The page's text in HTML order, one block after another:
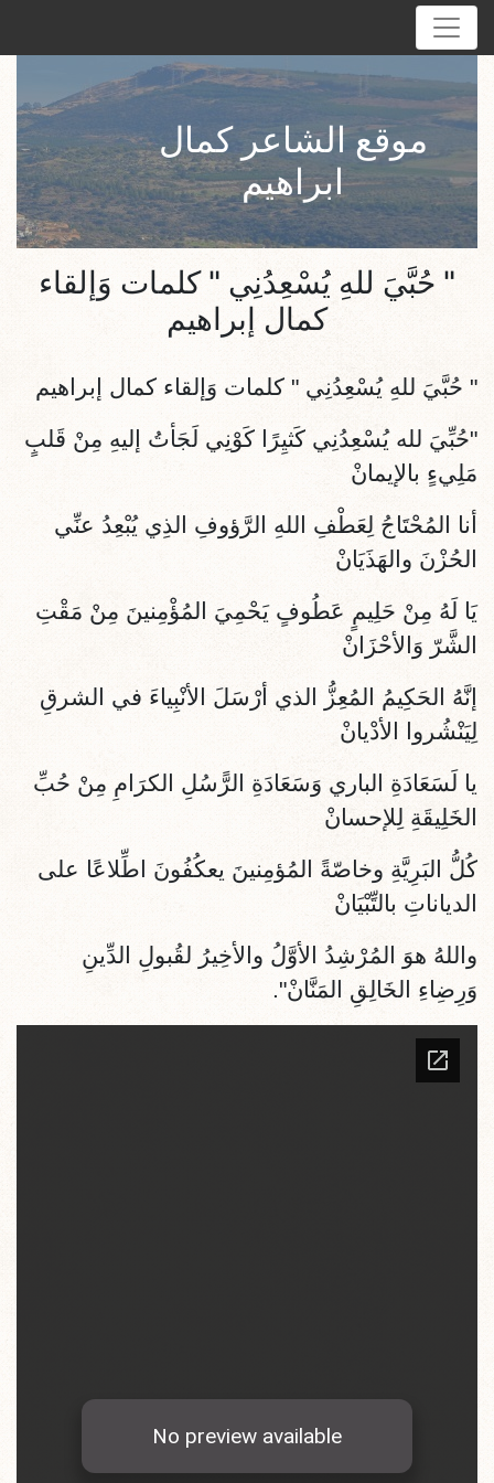
موقع الشاعر كمال
ابراهيم
" حُبَّيَ للهِ يُسْعِدُنِي " كلمات وَإلقاء
كمال إبراهيم
" حُبَّيَ للهِ يُسْعِدُنِي " كلمات وَإلقاء كمال إبراهيم
"حُبِّيَ لله يُسْعِدُنِي كَثيِرًا كَوْنِي لَجَأتُ إليهِ مِنْ قَلبٍ
مَلِيءٍ بالإيمانْ
أنا المُحْتَاجُ لِعَطْفِ اللهِ الرَّؤوفِ الذِي يُبْعِدُ عنِّي
الحُزْنَ والهَذَيَانْ
يَا لَهُ مِنْ حَلِيمٍ عَطُوفٍ يَحْمِيَ المُؤْمِنينَ مِنْ مَقْتِ
الشَّرّ وَالأحْزَانْ
إنَّهُ الحَكِيمُ المُعِزُّ الذي أرْسَلَ الأنْبِياءَ في الشرقِ
لِيَنْشُروا الأدْيانْ
يا لَسَعَادَةِ الباري وَسَعَادَةِ الرًّسُلِ الكرَامِ مِنْ حُبِّ
الخَلِيقَةِ لِلإحسانْ
كُلُّ البَرِيَّةِ وخاصّةً المُؤمِنينَ يعكُفُونَ اطِّلاعًا على
الدياناتِ بالتِّبْيَانْ
واللهُ هوَ المُرْشِدُ الأوَّلُ والأخِيرُ لقُبولِ الدِّينِ
وَرِضِاءِ الخَالِقِ المَنَّانْ".